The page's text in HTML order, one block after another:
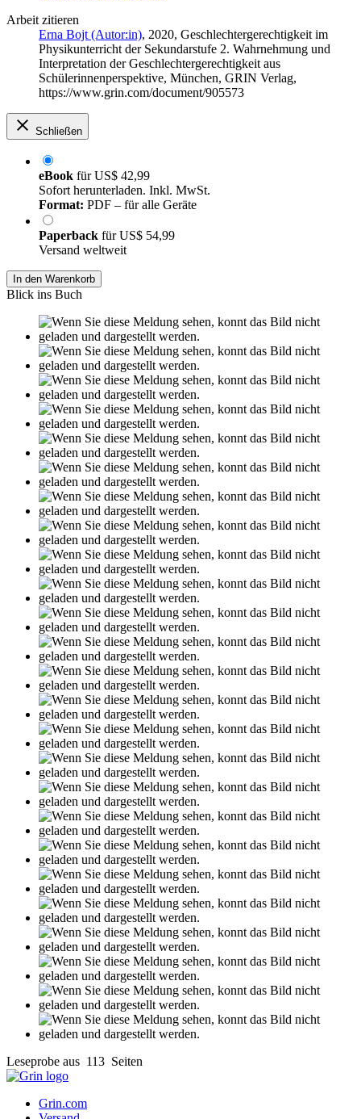
Arbeit zitieren
Erna Bojt (Autor:in), 2020, Geschlechtergerechtigkeit im
Physikunterricht der Sekundarstufe 2. Wahrnehmung und
Interpretation der Geschlechtergerechtigkeit aus
Schülerinnenperspektive, München, GRIN Verlag,
https://www.grin.com/document/905573
Schließen
eBook fürUS$ 42,99
Sofort herunterladen. Inkl. MwSt.
Format: PDF – für alle Geräte
Paperback fürUS$ 54,99
Versand weltweit
In den Warenkorb
Blick ins Buch
Leseprobe aus 113 Seiten
Grin.com
Versand
Kontakt
Datenschutz
AGB
Impressum
Vertrag widerrufen